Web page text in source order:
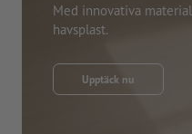
Med innovativa
havsplast.
Upptäck nu